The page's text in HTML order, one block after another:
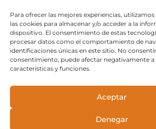
Para ofrecer las mejores experiencias,
las cookies para almacenar y/o acceder a la
dispositivo. El consentimiento de estas
procesar datos como el comportamiento de
identificaciones únicas en este sitio. No
consentimiento, puede afectar negativamente a
características y funciones.
Aceptar
Denegar
EL mejor
Hormigon
Madrid